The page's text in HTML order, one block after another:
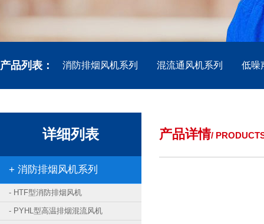
产品列表： 消防排烟风机系列 混流通风机系列 低噪
详细列表
+ 消防排烟风机系列
- HTF型消防排烟风机
- PYHL型高温排烟混流风机
产品详情/